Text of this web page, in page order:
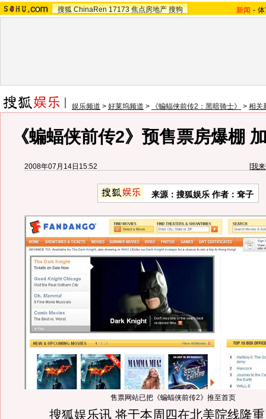
搜狐 ChinaRen 17173 焦点房地产 搜狗 新闻 -
娱乐频道 > 好莱坞频道 > 《蝙蝠侠前传2：黑暗骑士》 > 相关
《蝙蝠侠前传2》预售票房爆棚
2008年07月14日15:52 [我
来源：搜狐娱乐 作者：耷子
售票网站已把《蝙蝠侠前传2》推至首页
搜狐娱乐讯 将于本周四在北美院线隆重